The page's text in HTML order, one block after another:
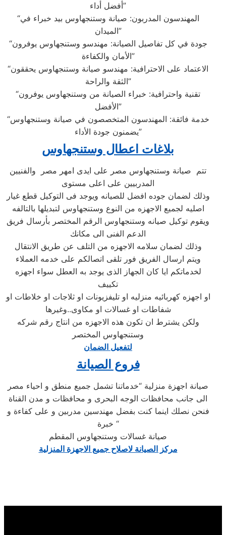
أفضل أداء”
“المهندسون المدربون: صيانة وستنجهاوس بيد خبراء في
الميدان”
“جودة في كل تفاصيل الصيانة: مهندسو وستنجهاوس يوفرون
الأمان والكفاءة”
“الاعتماد على الاحترافية: مهندسو صيانة وستنجهاوس يحققون
الثقة والراحة”
“تقنية واحترافية: خبراء الصيانة من وستنجهاوس يوفرون
الأفضل”
“خدمة فائقة: المهندسون المتخصصون في صيانة وستنجهاوس
يضمنون جودة الأداء”
بلاغات اعطال وستنجهاوس
تتم صيانة وستنجهاوس مصر على ايدى امهر مصر والفنيين
المدربيين على اعلى مستوى
وذلك لضمان جوده افضل للصيانه ويوجد فى التوكيل قطع غيار
اصليه لجميع الاجهزه من النوع وستنجهاوس لتبديلها بالتالفه
ويقوم توكيل صيانه وستنجهاوس الرقم المختصر بأرسال فريق
الدعم الفنى الى مكانك
وذلك لضمان سلامه الاجهزه من التلف عن طريق الانتقال
ويتم ارسال الفريق فور تلقى اتصالكم على خدمه العملاء
لخدماتكم ايا كان الجهاز الذى يوجد به العطل سواء اجهزه
تكييف
او اجهزه كهربائيه منزليه او تليفزيونات او ثلاجات او خلاطات او
شفاطات او غسالات او مكاوى..وغيرها
ولكن يشترط ان تكون هذه الاجهزه من انتاج رقم شركه
وستنجهاوس المختصر
لتفعيل الضمان
فروع الصيانة
صيانة اجهزة منزلية “خدماتنا تشمل جميع منطق و احياء مصر
الى جانب محافظات الوجه البحرى و محافظات و مدن القناة
فنحن نصلك اينما كنت بفضل مهندسين مدربين و على كفاءة و
خبرة “
صيانة غسالات وستنجهاوس المقطم
مركز الصيانة لاصلاح جميع الاجهزة المنزلية